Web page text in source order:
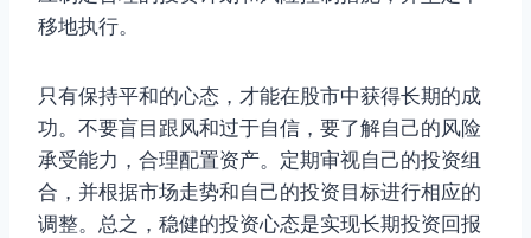
移地执行。
只有保持平和的心态，才能在股市中获得长期的成
功。不要盲目跟风和过于自信，要了解自己的风险
承受能力，合理配置资产。定期审视自己的投资组
合，并根据市场走势和自己的投资目标进行相应的
调整。总之，稳健的投资心态是实现长期投资回报